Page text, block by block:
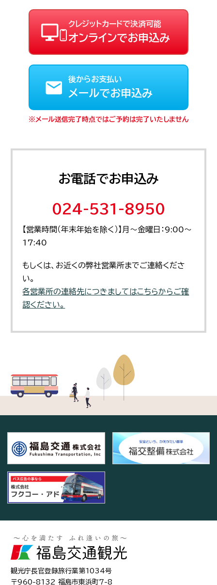
クレジットカードで決済可能
オンラインでお申込み
後からお支払い
メールでお申込み
メール送信完了時点ではご予約は完了いたしません
お電話でお申込み
024-531-8950
【営業時間（年末年始を除く）】月～金曜日：9:00～
17:40
もしくは、お近くの弊社営業所までご連絡くださ
い。
各営業所の連絡先につきましてはこちらからご確
認ください。
観光庁長官登録旅行業第1034号
〒960-8132 福島市東浜町7-8